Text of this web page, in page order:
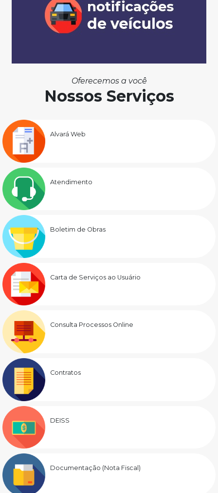
Oferecemos a você
Nossos Serviços
Alvará Web
Atendimento
Boletim de Obras
Carta de Serviços ao Usuário
Consulta Processos Online
Contratos
DEISS
Documentação (Nota Fiscal)